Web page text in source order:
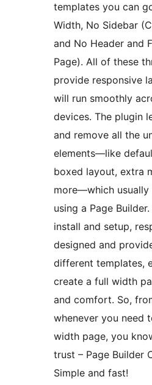
templates you can
Width, No Sidebar
and No Header and
Page). All of these
provide responsive
will run smoothly
devices. The plugin
and remove all the
elements—like
boxed layout, extra
more—which usually
using a Page
install and setup,
designed and
different templates,
create a full width
and comfort. So,
whenever you need
width page, you
trust – Page Builder
Simple and fast!